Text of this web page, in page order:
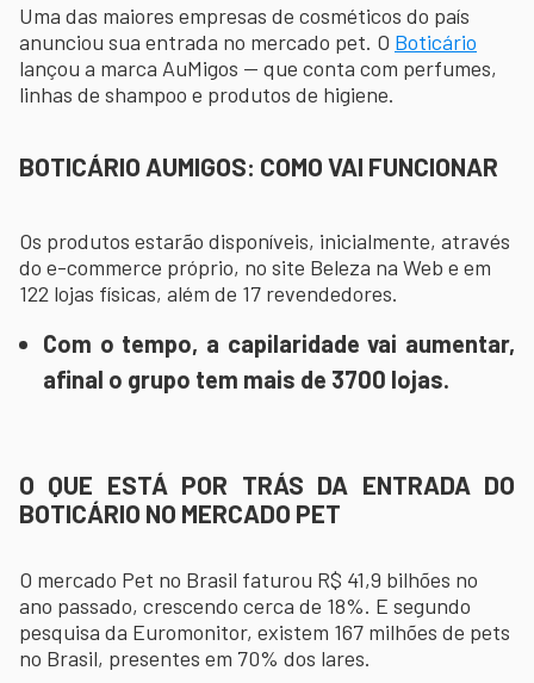
Uma das maiores empresas de cosméticos do país
anunciou sua entrada no mercado pet. O Boticário
lançou a marca AuMigos — que conta com perfumes,
linhas de shampoo e produtos de higiene.
BOTICÁRIO AUMIGOS: COMO VAI FUNCIONAR
Os produtos estarão disponíveis, inicialmente, através
do e-commerce próprio, no site Beleza na Web e em
122 lojas físicas, além de 17 revendedores.
Com o tempo, a capilaridade vai aumentar,
afinal o grupo tem mais de 3700 lojas.
O QUE ESTÁ POR TRÁS DA ENTRADA DO
BOTICÁRIO NO MERCADO PET
O mercado Pet no Brasil faturou R$ 41,9 bilhões no
ano passado, crescendo cerca de 18%. E segundo
pesquisa da Euromonitor, existem 167 milhões de pets
no Brasil, presentes em 70% dos lares.